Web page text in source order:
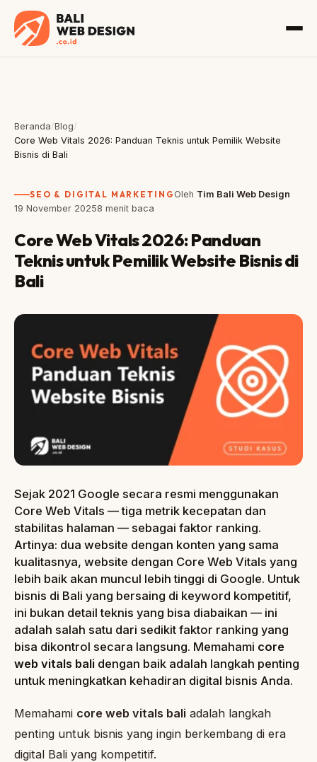
Beranda/Blog/
Core Web Vitals 2026: Panduan Teknis untuk Pemilik Website
Bisnis di Bali
SEO & DIGITAL MARKETING Oleh Tim Bali Web Design
19 November 20258 menit baca
Core Web Vitals 2026: Panduan
Teknis untuk Pemilik Website Bisnis di
Bali
Sejak 2021 Google secara resmi menggunakan
Core Web Vitals — tiga metrik kecepatan dan
stabilitas halaman — sebagai faktor ranking.
Artinya: dua website dengan konten yang sama
kualitasnya, website dengan Core Web Vitals yang
lebih baik akan muncul lebih tinggi di Google. Untuk
bisnis di Bali yang bersaing di keyword kompetitif,
ini bukan detail teknis yang bisa diabaikan — ini
adalah salah satu dari sedikit faktor ranking yang
bisa dikontrol secara langsung. Memahami core
web vitals bali dengan baik adalah langkah penting
untuk meningkatkan kehadiran digital bisnis Anda.
Memahami core web vitals bali adalah langkah
penting untuk bisnis yang ingin berkembang di era
digital Bali yang kompetitif.